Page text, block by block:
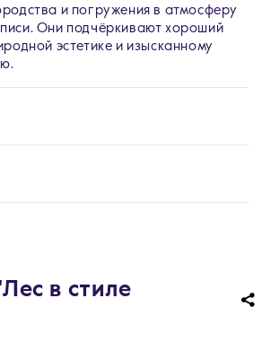
и погружения в атмосферу
Они подчёркивают хороший
эстетике и изысканному
в стиле